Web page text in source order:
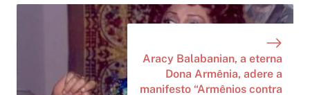
Aracy Balabanian, a eterna
Dona Armênia, adere a
manifesto “Armênios contra